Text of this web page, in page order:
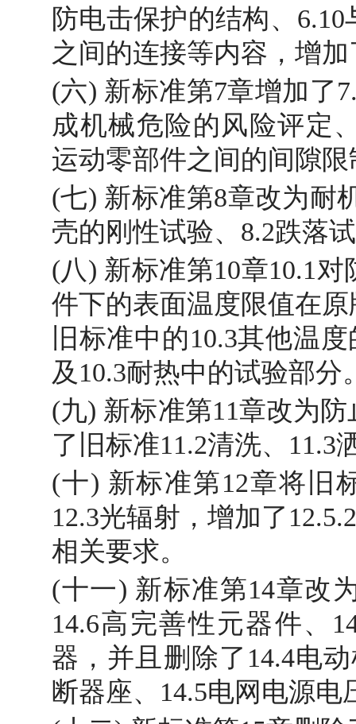
防电击保护的结构、
之间的连接等内容，增
(六) 新标准第7章增加了
成机械危险的风险评定
运动零部件之间的间隙限
(七) 新标准第8章改为耐
壳的刚性试验、8.2跌落
(八) 新标准第10章10.1
件下的表面温度限值在
旧标准中的10.3其他温
及10.3耐热中的试验部分
(九) 新标准第11章改为
了旧标准11.2清洗、11.3
(十) 新标准第12章将旧
12.3光辐射，增加了
相关要求。
(十一) 新标准第14章改
14.6高完善性元器件、
器，并且删除了14.4电
断器座、14.5电网电源